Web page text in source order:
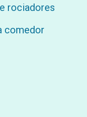
rociadores
comedor